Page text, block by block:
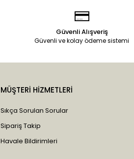
Güvenli Alışveriş
Güvenli ve kolay ödeme sistemi
MÜŞTERİ HİZMETLERİ
Sıkça Sorulan Sorular
Sipariş Takip
Havale Bildirimleri